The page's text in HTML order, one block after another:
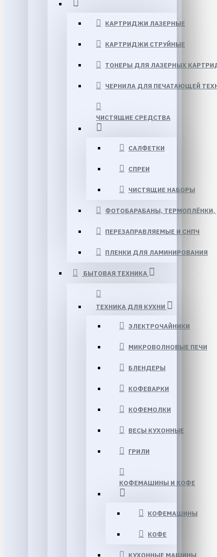
КАРТРИДЖИ ЛАЗЕРНЫЕ
КАРТРИДЖИ СТРУЙНЫЕ
ТОНЕРЫ ДЛЯ ЛАЗЕРНЫХ
ЧЕРНИЛА ДЛЯ ПЕЧАТАЮЩЕЙ
ЧИСТЯЩИЕ СРЕДСТВА
САЛФЕТКИ
СПРЕИ
ЧИСТЯЩИЕ НАБОРЫ
ФОТОБАРАБАНЫ,
ПЕРЕЗАПРАВЛЯЕМЫЕ И СНПЧ
ПЛЕНКИ ДЛЯ ЛАМИНИРОВАНИЯ
БЫТОВАЯ ТЕХНИКА
ТЕХНИКА ДЛЯ КУХНИ
ЭЛЕКТРОЧАЙНИКИ
МИКРОВОЛНОВЫЕ ПЕЧИ
БЛЕНДЕРЫ
КОФЕВАРКИ
КОФЕМОЛКИ
ВЕСЫ КУХОННЫЕ
ГРИЛИ
КОФЕМАШИНЫ И КОФЕ
КОФЕМАШИНЫ
КОФЕ
КУХОННЫЕ МАШИНЫ